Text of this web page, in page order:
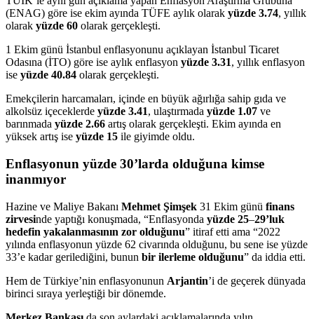
(ENAG) göre ise ekim ayında TÜFE aylık olarak yüzde 3.74, yıllık
olarak yüzde 60 olarak gerçekleşti.
1 Ekim günü İstanbul enflasyonunu açıklayan İstanbul Ticaret
Odasına (İTO) göre ise aylık enflasyon yüzde 3.31, yıllık enflasyon
ise yüzde 40.84 olarak gerçekleşti.
Emekçilerin harcamaları, içinde en büyük ağırlığa sahip gıda ve
alkolsüz içeceklerde yüzde 3.41, ulaştırmada yüzde 1.07 ve
barınmada yüzde 2.66 artış olarak gerçekleşti. Ekim ayında en
yüksek artış ise yüzde 15 ile giyimde oldu.
Enflasyonun yüzde 30’larda olduğuna kimse
inanmıyor
Hazine ve Maliye Bakanı Mehmet Şimşek 31 Ekim günü finans
zirvesinde yaptığı konuşmada, “Enflasyonda yüzde 25–29’luk
hedefin yakalanmasının zor olduğunu” itiraf etti ama “2022
yılında enflasyonun yüzde 62 civarında olduğunu, bu sene ise yüzde
33’e kadar gerilediğini, bunun bir ilerleme olduğunu” da iddia etti.
Hem de Türkiye’nin enflasyonunun Arjantin’i de geçerek dünyada
birinci sıraya yerleştiği bir dönemde.